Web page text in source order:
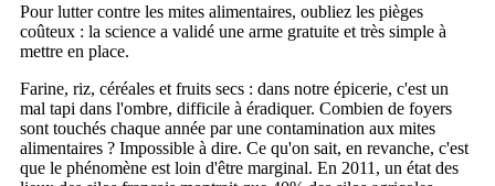
Pour lutter contre les mites alimentaires, oubliez les pièges
coûteux : la science a validé une arme gratuite et très simple à
mettre en place.
Farine, riz, céréales et fruits secs : dans notre épicerie, c'est un
mal tapi dans l'ombre, difficile à éradiquer. Combien de foyers
sont touchés chaque année par une contamination aux mites
alimentaires ? Impossible à dire. Ce qu'on sait, en revanche, c'est
que le phénomène est loin d'être marginal. En 2011, un état des